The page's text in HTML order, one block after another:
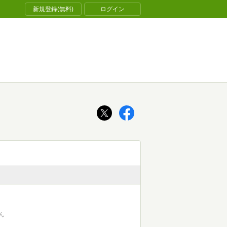
新規登録(無料) ログイン